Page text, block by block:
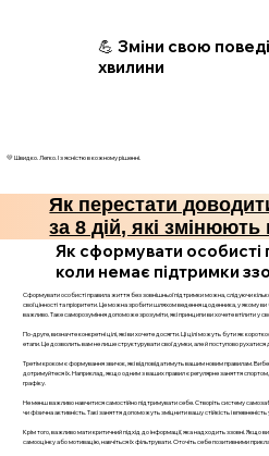
💪 Зміни свою
хвилини
💛 Швидко. Легко. І з ясністю в кожному рішенні.
Як перестати
за 8 дій, які змінюють
Як сформувати особисті
коли немає підтримки
Сформувати особисті правила життя без зовнішньої підтримки можна, слідуючи
свої цінності та пріоритети. Це можна зробити шляхом ведення щоденника, у якому
важливо. Таке саморозуміння допоможе зрозуміти, які принципи ви хочете втілити у
По-друге, визначте конкретні цілі, які ви хочете досягти. Ці цілі можуть бути як
етапи. Це дозволить вам не лише структурувати свої думки, але й поступово рухатися
Третім кроком є формування звичок, які відповідатимуть вашим новим правилам.
дотримуйтеся їх. Наприклад, якщо одним з ваших правил є регулярне заняття
графіку.
Не менш важливо навчитися самостійно підтримувати себе. Створіть систему
чи фізична активність. Такі заняття допоможуть зміцнити вашу стійкість і впевненість
Крім того, важливо мати критичний підхід до інформації, яка надходить ззовні. Якщо
самооцінку або мотивацію, навчіться їх фільтрувати. Оточіть себе позитивними